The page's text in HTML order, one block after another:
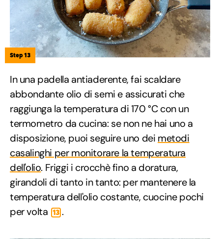
Step 13
In una padella antiaderente, fai scaldare
abbondante olio di semi e assicurati che
raggiunga la temperatura di 170 °C con un
termometro da cucina: se non ne hai uno a
disposizione, puoi seguire uno dei metodi
casalinghi per monitorare la temperatura
dell'olio. Friggi i crocchè fino a doratura,
girandoli di tanto in tanto: per mantenere la
temperatura dell'olio costante, cuocine pochi
per volta 13 .